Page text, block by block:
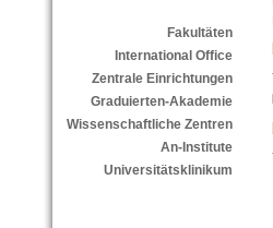
Fakultäten
International Office
Zentrale Einrichtungen
Graduierten-Akademie
Wissenschaftliche Zentren
An-Institute
Universitätsklinikum